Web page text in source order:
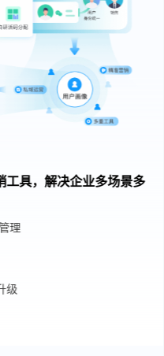
工具，解决企业多场景多
理
级